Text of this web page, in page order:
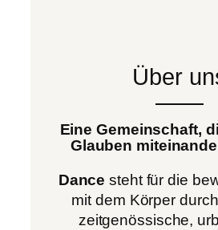
Über
Eine Gemeinschaft,
Glauben
Dance steht für die
mit dem Körper
zeitgenössische,